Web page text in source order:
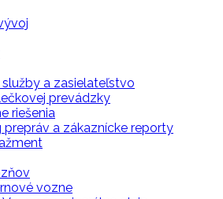
a zasielateľstvo
prevádzky
riešenia
prepráv a zákaznícke reporty
vozne